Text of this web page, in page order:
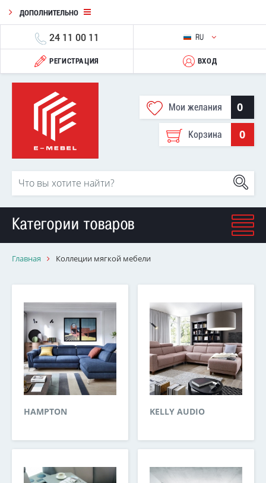
ДОПОЛНИТЕЛЬНО
24 11 00 11 RU
РЕГИСТРАЦИЯ ВХОД
Мои желания 0
Корзина 0
Категории товаров
Главная Коллеции мягкой мебели
HAMPTON KELLY AUDIO